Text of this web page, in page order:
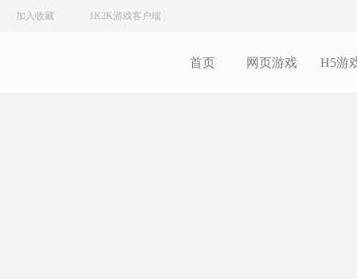
加入收藏 1K2K游戏客户端
首页 网页游戏 H5游